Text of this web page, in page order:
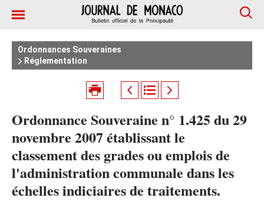
Ordonnances Souveraines
Réglementation
Ordonnance Souveraine n° 1.425 du 29
novembre 2007 établissant le
classement des grades ou emplois de
l'administration communale dans les
échelles indiciaires de traitements.